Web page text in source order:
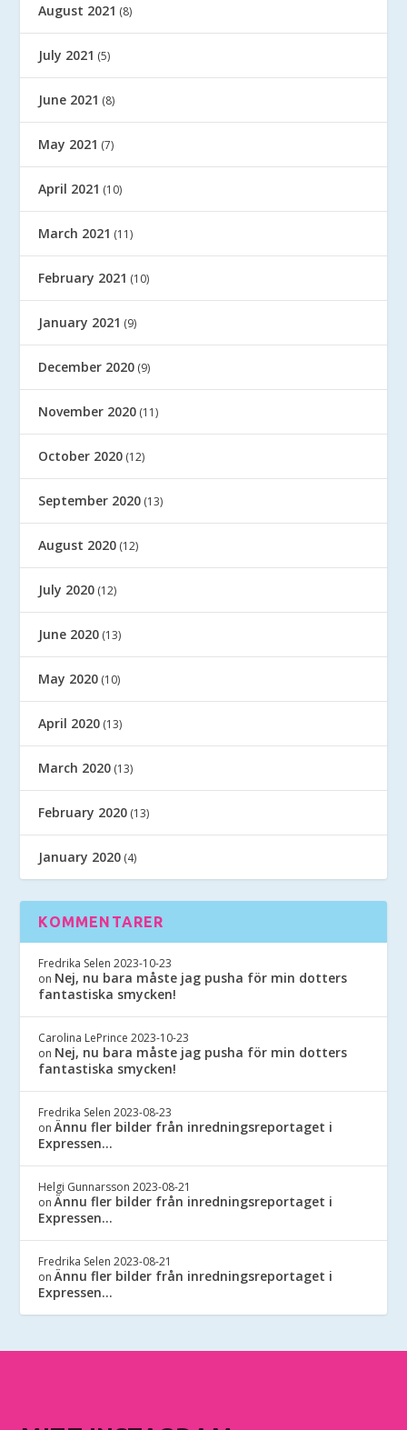
August 2021 (8)
July 2021 (5)
June 2021 (8)
May 2021 (7)
April 2021 (10)
March 2021 (11)
February 2021 (10)
January 2021 (9)
December 2020 (9)
November 2020 (11)
October 2020 (12)
September 2020 (13)
August 2020 (12)
July 2020 (12)
June 2020 (13)
May 2020 (10)
April 2020 (13)
March 2020 (13)
February 2020 (13)
January 2020 (4)
KOMMENTARER
Fredrika Selen 2023-10-23
on Nej, nu bara måste jag pusha för min dotters
fantastiska smycken!
Carolina LePrince 2023-10-23
on Nej, nu bara måste jag pusha för min dotters
fantastiska smycken!
Fredrika Selen 2023-08-23
onÄnnu fler bilder från inredningsreportaget i
Expressen…
Helgi Gunnarsson 2023-08-21
onÄnnu fler bilder från inredningsreportaget i
Expressen…
Fredrika Selen 2023-08-21
onÄnnu fler bilder från inredningsreportaget i
Expressen…